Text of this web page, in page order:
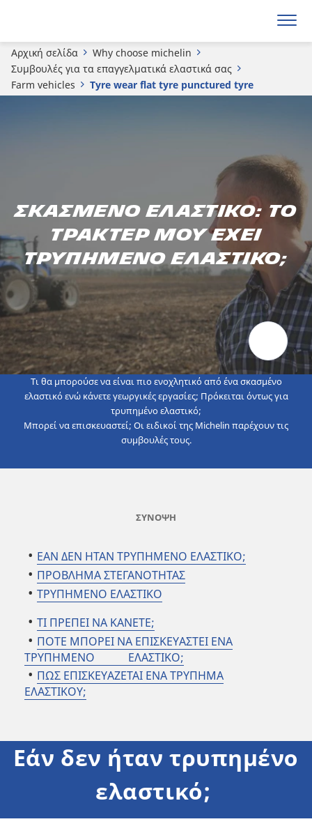
Αρχική σελίδα
Why choose michelin
Συμβουλές για τα επαγγελματικά ελαστικά σας
Farm vehicles
Tyre wear flat tyre punctured tyre
Σκασμένο ελαστικό: το
τρακτέρ μου έχει
τρυπημένο ελαστικό;
Τι θα μπορούσε να είναι πιο ενοχλητικό από ένα σκασμένο
ελαστικό ενώ κάνετε γεωργικές εργασίες; Πρόκειται όντως για
τρυπημένο ελαστικό;
Μπορεί να επισκευαστεί; Οι ειδικοί της Michelin παρέχουν τις
συμβουλές τους.
ΣΥΝΟΨΗ
ΕΑΝ ΔΕΝ ΗΤΑΝ ΤΡΥΠΗΜΕΝΟ ΕΛΑΣΤΙΚΟ;
ΠΡΟΒΛΗΜΑ ΣΤΕΓΑΝΟΤΗΤΑΣ
ΤΡΥΠΗΜΕΝΟ ΕΛΑΣΤΙΚΟ
ΤΙ ΠΡΕΠΕΙ ΝΑ ΚΑΝΕΤΕ;
ΠΟΤΕ ΜΠΟΡΕΙ ΝΑ ΕΠΙΣΚΕΥΑΣΤΕΙ ΕΝΑ
ΤΡΥΠΗΜΕΝΟ ΕΛΑΣΤΙΚΟ;
ΠΩΣ ΕΠΙΣΚΕΥΑΖΕΤΑΙ ΕΝΑ ΤΡΥΠΗΜΑ
ΕΛΑΣΤΙΚΟΥ;
Εάν δεν ήταν τρυπημένο
ελαστικό;